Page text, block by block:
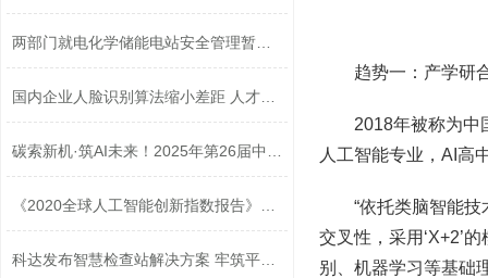
趋势一：产学研
2018年被称为中
人工智能专业，AI
“依托类脑智能
交叉性，采用‘X+2’
别、机器学习等基础